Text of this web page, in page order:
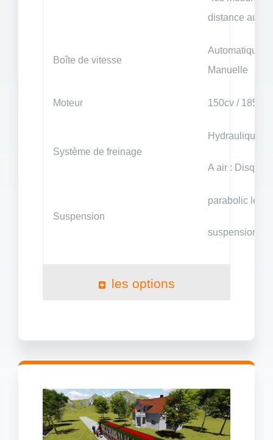
distance aux
Boîte de vitesse
Automatique
Manuelle
Moteur 150cv / 185cv
Système de freinage
Hydraulique:
A air : Disque/
Suspension
parabolic leaf
suspension à
les options